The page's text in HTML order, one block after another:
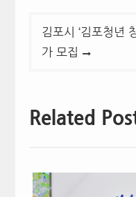
김포시 ‘김포청년
가 모집
Related